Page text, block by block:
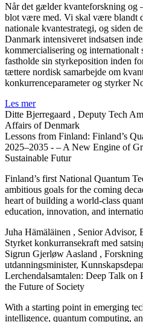
Når det gælder kvanteforskning og
blot være med. Vi skal være blandt
nationale kvantestrategi, og siden
Danmark intensiveret indsatsen
kommercialisering og internationalt
fastholde sin styrkeposition inden
tættere nordisk samarbejde om
konkurrenceparameter og styrker
Les mer
Ditte Bjerregaard , Deputy Tech
Affairs of Denmark
Lessons from Finland: Finland’s
2025–2035 - – A New Engine of
Sustainable Futur
Finland’s first National Quantum
ambitious goals for the coming
heart of building a world-class
education, innovation, and
Juha Hämäläinen , Senior Advisor,
Styrket konkurransekraft med
Sigrun Gjerløw Aasland ,
utdanningsminister,
Lerchendalsamtalen: Deep Talk on
the Future of Society
With a starting point in emerging
intelligence, quantum computing,